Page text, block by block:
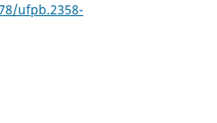
ufpb.2358-